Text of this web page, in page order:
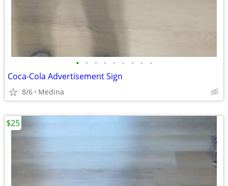
• • • • • • • • •
Coca-Cola Advertisement Sign
8/6 Medina
$25